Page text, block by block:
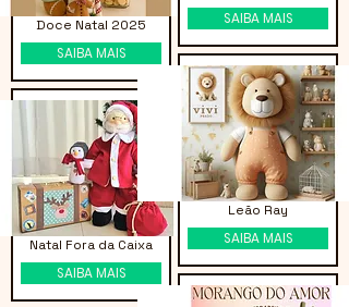
Doce Natal 2025
SAIBA MAIS
Natal Fora da Caixa
SAIBA MAIS
SAIBA MAIS
Leão Ray
SAIBA MAIS